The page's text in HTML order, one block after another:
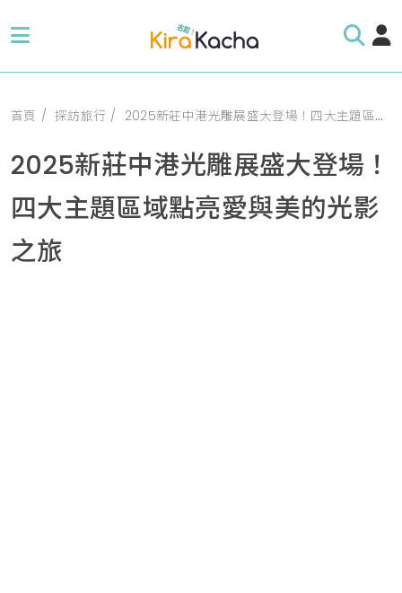
首頁 探訪旅行 2025新莊中港光雕展盛大登場！四大主題區域點亮愛與美的光影之旅
2025新莊中港光雕展盛大登場！
四大主題區域點亮愛與美的光影
之旅